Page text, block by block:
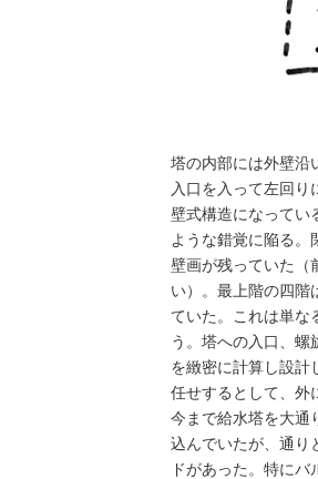
塔の内部には外壁沿
入口を入って左回
壁式構造になってい
ような錯覚に陥る。
壁画が残っていた（
い）。最上階の四階
ていた。これは単な
う。塔への入口、螺
を緻密に計算し設
任せするとして、外
今まで給水塔を大通
込んでいたが、通り
ドがあった。特に